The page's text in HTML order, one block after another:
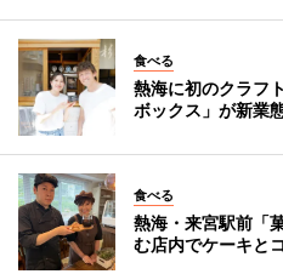
食べる
熱海に初のクラフ
ボックス」が新業
食べる
熱海・来宮駅前「
む店内でケーキと